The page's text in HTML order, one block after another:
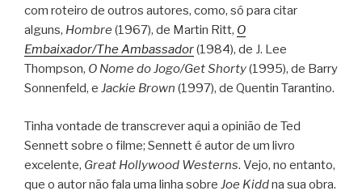
com roteiro de outros autores, como, só para citar
alguns, Hombre (1967), de Martin Ritt, O
Embaixador/The Ambassador(1984), de J. Lee
Thompson, O Nome do Jogo/Get Shorty(1995), de Barry
Sonnenfeld, e Jackie Brown (1997), de Quentin Tarantino.
Tinha vontade de transcrever aqui a opinião de Ted
Sennett sobre o filme; Sennett é autor de um livro
excelente, Great Hollywood Westerns. Vejo, no entanto,
que o autor não fala uma linha sobre Joe Kiddna sua obra.